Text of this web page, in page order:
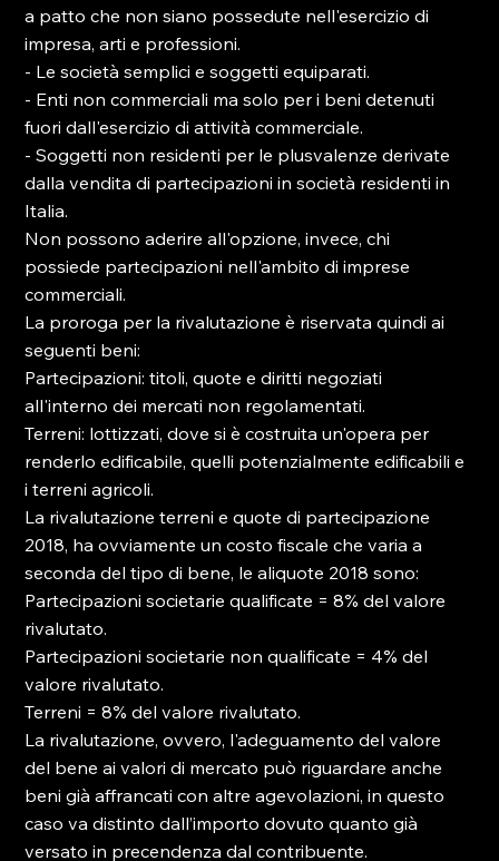
a patto che non siano possedute nell'esercizio di
impresa, arti e professioni.
- Le società semplici e soggetti equiparati.
- Enti non commerciali ma solo per i beni detenuti
fuori dall'esercizio di attività commerciale.
- Soggetti non residenti per le plusvalenze derivate
dalla vendita di partecipazioni in società residenti in
Italia.
Non possono aderire all'opzione, invece, chi
possiede partecipazioni nell'ambito di imprese
commerciali.
La proroga per la rivalutazione è riservata quindi ai
seguenti beni:
Partecipazioni: titoli, quote e diritti negoziati
all'interno dei mercati non regolamentati.
Terreni: lottizzati, dove si è costruita un'opera per
renderlo edificabile, quelli potenzialmente edificabili e
i terreni agricoli.
La rivalutazione terreni e quote di partecipazione
2018, ha ovviamente un costo fiscale che varia a
seconda del tipo di bene, le aliquote 2018 sono:
Partecipazioni societarie qualificate = 8% del valore
rivalutato.
Partecipazioni societarie non qualificate = 4% del
valore rivalutato.
Terreni = 8% del valore rivalutato.
La rivalutazione, ovvero, l'adeguamento del valore
del bene ai valori di mercato può riguardare anche
beni già affrancati con altre agevolazioni, in questo
caso va distinto dall’importo dovuto quanto già
versato in precendenza dal contribuente.